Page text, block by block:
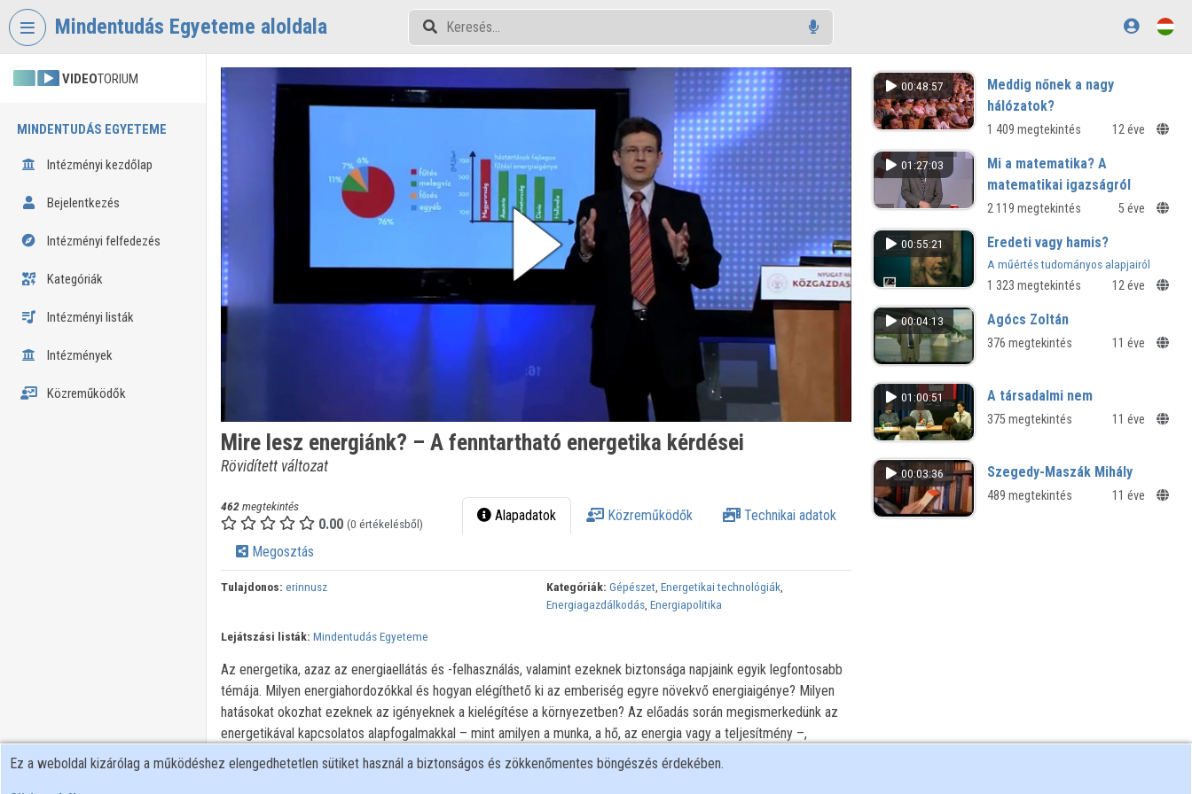
Fejléc kihagyása
Mindentudás Egyeteme aloldala
VIDEOTORIUM
MINDENTUDÁS EGYETEME
Intézményi kezdőlap
Bejelentkezés
Intézményi felfedezés
Kategóriák
Intézményi listák
Intézmények
Közreműködők
Mire lesz energiánk? – A fenntartható energetika kérdései
Rövidített változat
462megtekintés
0.00 (0 értékelésből) Alapadatok Közreműködők Technikai adatok
Megosztás
Tulajdonos: erinnusz Kategóriák: Gépészet,Energetikai technológiák,
Energiagazdálkodás,Energiapolitika
Lejátszási listák: Mindentudás Egyeteme
Az energetika, azaz az energiaellátás és -felhasználás, valamint ezeknek biztonsága napjaink egyik legfontosabb
témája. Milyen energiahordozókkal és hogyan elégíthető ki az emberiség egyre növekvő energiaigénye? Milyen
hatásokat okozhat ezeknek az igényeknek a kielégítése a környezetben? Az előadás során megismerkedünk az
energetikával kapcsolatos alapfogalmakkal – mint amilyen a munka, a hő, az energia vagy a teljesítmény –,
melyeket a közbeszédben sokszor helytelenül használunk. Betekintést nyerünk a világ és Magyarország
energiafelhasználásának történetébe, majd a jelen helyzetet elemezve, a hagyományos és a megújuló
00:48:57
Meddig nőnek a nagy
hálózatok?
1 409 megtekintés 12 éve
01:27:03
Mi a matematika? A
matematikai igazságról
2 119 megtekintés 5 éve
00:55:21 Eredeti vagy hamis?
A műértés tudományos alapjairól
1 323 megtekintés 12 éve
00:04:13 Agócs Zoltán
376 megtekintés 11 éve
01:00:51 A társadalmi nem
375 megtekintés 11 éve
00:03:36 Szegedy-Maszák Mihály
489 megtekintés 11 éve
Ez a weboldal kizárólag a működéshez elengedhetetlen sütiket használ a biztonságos és zökkenőmentes böngészés érdekében.